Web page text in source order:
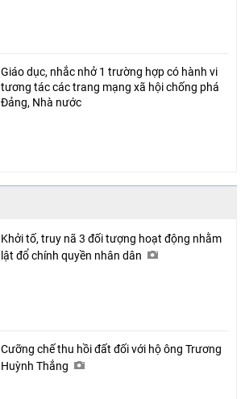
Giáo dục, nhắc nhở 1 trường hợp có hành vi
tương tác các trang mạng xã hội chống phá
Đảng, Nhà nước
Khởi tố, truy nã 3 đối tượng hoạt động nhằm
lật đổ chính quyền nhân dân
Cưỡng chế thu hồi đất đối với hộ ông Trương
Huỳnh Thắng